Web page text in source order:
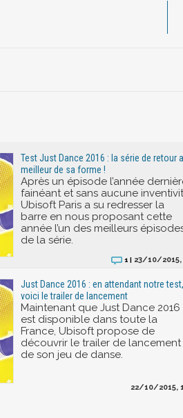
Test Just Dance 2016 : la série de retour
meilleur de sa forme !
Après un épisode l’année
fainéant et sans aucune
Ubisoft Paris a su redresser la
barre en nous proposant cette
année l’un des meilleurs
de la série.
1 | 23/10/2015,
Just Dance 2016 : en attendant notre test,
voici le trailer de lancement
Maintenant que Just Dance 2016
est disponible dans toute la
France, Ubisoft propose de
découvrir le trailer de lancement
de son jeu de danse.
22/10/2015,